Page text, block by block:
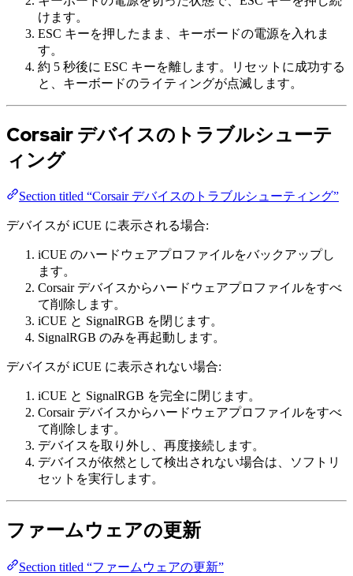
けます。
ESC キーを押したまま、キーボードの電源を入れま
す。
約 5 秒後に ESC キーを離します。リセットに成功する
と、キーボードのライティングが点滅します。
Corsair デバイスのトラブルシューテ
ィング
Section titled “Corsair デバイスのトラブルシューティング”
デバイスが iCUE に表示される場合:
iCUE のハードウェアプロファイルをバックアップし
ます。
Corsair デバイスからハードウェアプロファイルをすべ
て削除します。
iCUE と SignalRGB を閉じます。
SignalRGB のみを再起動します。
デバイスが iCUE に表示されない場合:
iCUE と SignalRGB を完全に閉じます。
Corsair デバイスからハードウェアプロファイルをすべ
て削除します。
デバイスを取り外し、再度接続します。
デバイスが依然として検出されない場合は、ソフトリ
セットを実行します。
ファームウェアの更新
Section titled “ファームウェアの更新”